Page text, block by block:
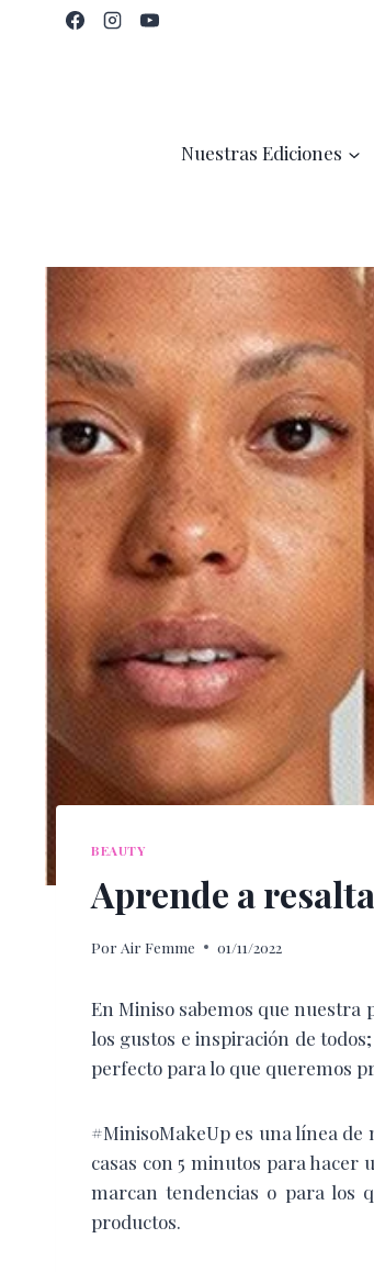
Nuestras Ediciones
BEAUTY
Aprende a
Por Air Femme 01/11/2022
En Miniso sabemos que nuestra
los gustos e inspiración de
perfecto para lo que queremos
#MinisoMakeUp es una línea
casas con 5 minutos para
marcan tendencias o para los
productos.